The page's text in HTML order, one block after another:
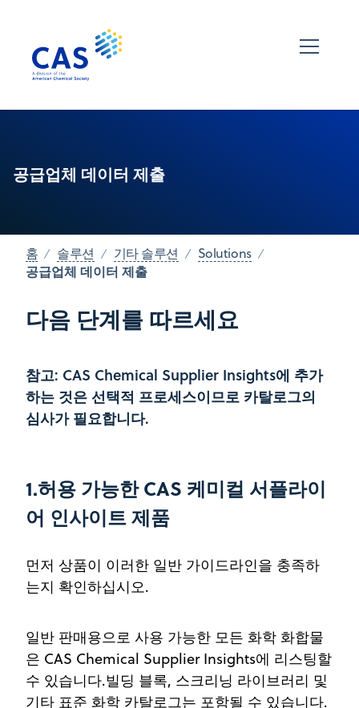
공급업체 데이터 제출
홈 솔루션 기타 솔루션 Solutions
공급업체 데이터 제출
다음 단계를 따르세요
참고: CAS Chemical Supplier Insights에 추가
하는 것은 선택적 프로세스이므로 카탈로그의
심사가 필요합니다.
1.허용 가능한 CAS 케미컬 서플라이
어 인사이트 제품
먼저 상품이 이러한 일반 가이드라인을 충족하
는지 확인하십시오.
일반 판매용으로 사용 가능한 모든 화학 화합물
은 CAS Chemical Supplier Insights에 리스팅할
수 있습니다.빌딩 블록, 스크리닝 라이브러리 및
기타 표준 화학 카탈로그는 포함될 수 있습니다.